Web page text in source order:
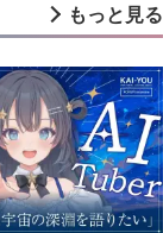
もっと見る